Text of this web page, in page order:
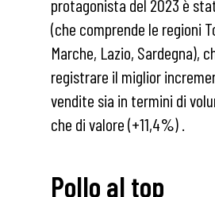
protagonista del 2023 è
(che comprende le regioni
Marche, Lazio, Sardegna),
registrare il miglior
vendite sia in termini di
che di valore (+11,4%) .
Pollo al top